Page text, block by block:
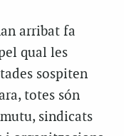
arribat fa
qual les
sospiten
totes són
sindicats